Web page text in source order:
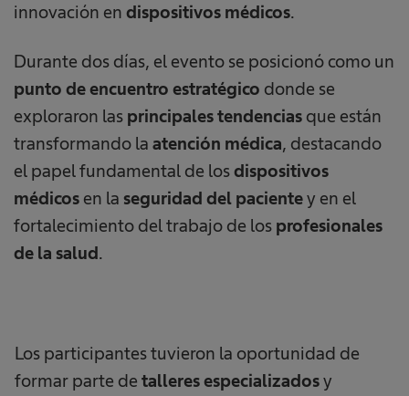
innovación en dispositivos médicos.
Durante dos días, el evento se posicionó como un
punto de encuentro estratégico donde se
exploraron las principales tendencias que están
transformando la atención médica, destacando
el papel fundamental de losdispositivos
médicos en la seguridad del pacientey en el
fortalecimiento del trabajo de los profesionales
de la salud.
Los participantes tuvieron la oportunidad de
formar parte de talleres especializadosy